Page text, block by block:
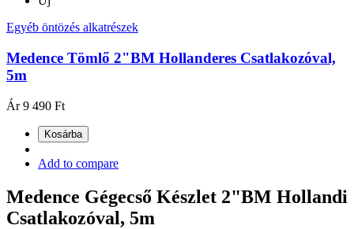
Egyéb öntözés alkatrészek
Medence Tömlő 2"BM Hollanderes Csatlakozóval,
5m
Ár 9 490 Ft
Kosárba
Add to compare
Medence Gégecső Készlet 2"BM Hollandi
Csatlakozóval, 5m